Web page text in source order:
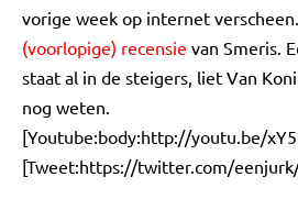
vorige week op internet
(voorlopige) recensie van Smeris.
staat al in de steigers, liet Van
nog weten.
[Youtube:body:http://youtu.be/
[Tweet:https://twitter.com/